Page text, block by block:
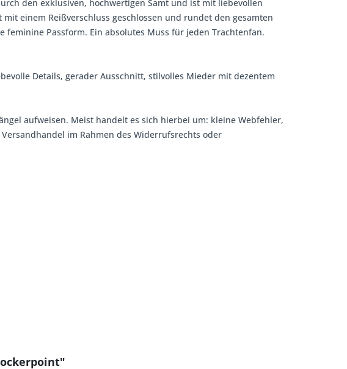
den exklusiven, hochwertigen Samt und ist mit liebevollen
einem Reißverschluss geschlossen und rundet den gesamten
Passform. Ein absolutes Muss für jeden Trachtenfan.
Details, gerader Ausschnitt, stilvolles Mieder mit dezentem
aufweisen. Meist handelt es sich hierbei um: kleine Webfehler,
im Rahmen des Widerrufsrechts oder